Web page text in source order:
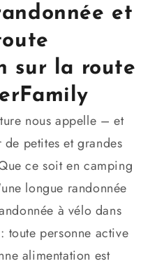
et
sur la route
nous appelle – et
de petites et grandes
ce soit en camping
longue randonnée
à vélo dans
toute personne active
alimentation est